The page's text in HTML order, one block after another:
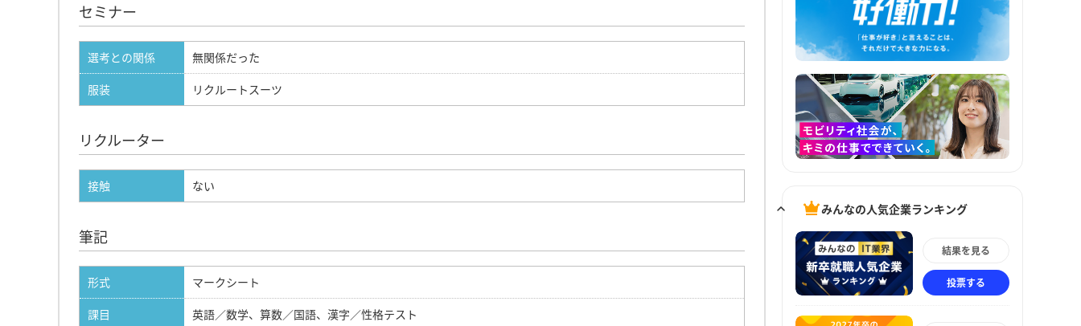
セミナー
選考との関係
無関係だった
服装
リクルートスーツ
リクルーター
接触 ない
筆記
形式
マークシート
課目
英語／数学、算数／国語、漢字／性格テスト
みんなの人気企業ランキング
結果を見る
投票する